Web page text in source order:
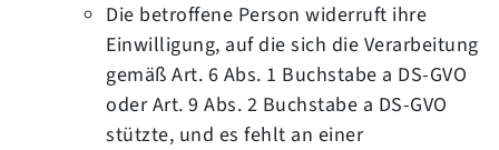
Die betroffene Person widerruft ihre
Einwilligung, auf die sich die Verarbeitung
gemäß Art. 6 Abs. 1 Buchstabe a DS-GVO
oder Art. 9 Abs. 2 Buchstabe a DS-GVO
stützte, und es fehlt an einer